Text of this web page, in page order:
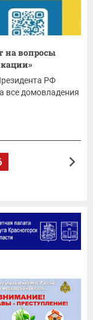
на вопросы
РФ
все домовладения